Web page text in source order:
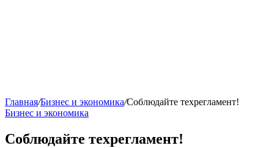
Главная/Бизнес и экономика/Соблюдайте техрегламент!
Бизнес и экономика
Соблюдайте техрегламент!